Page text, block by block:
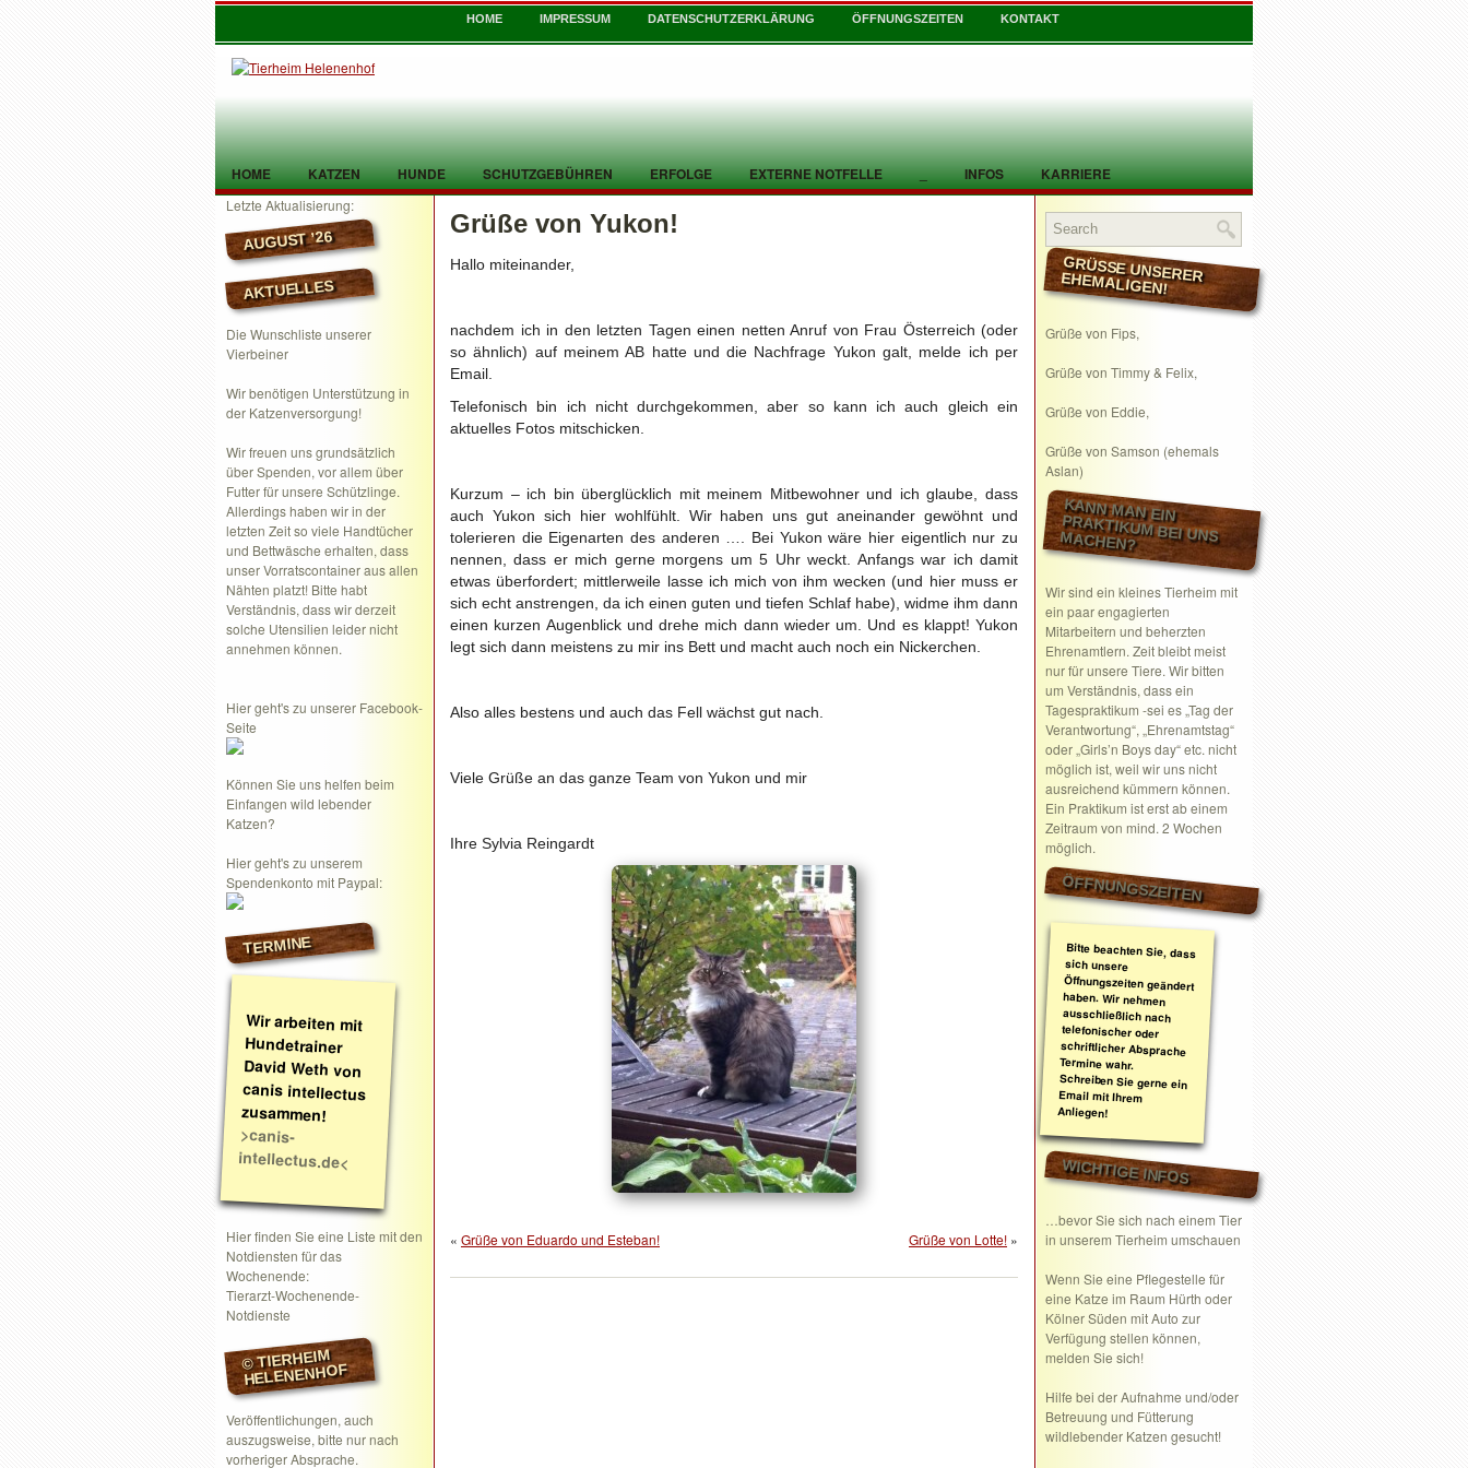
HOME IMPRESSUM DATENSCHUTZERKLÄRUNG ÖFFNUNGSZEITEN KONTAKT
HOME KATZEN HUNDE SCHUTZGEBÜHREN ERFOLGE EXTERNE NOTFELLE _ INFOS KARRIERE
TIER GEFUNDEN KONTAKT
Letzte Aktualisierung:
AUGUST ’26
AKTUELLES
Die Wunschliste unserer
Vierbeiner
Wir benötigen Unterstützung in
der Katzenversorgung!
Wir freuen uns grundsätzlich
über Spenden, vor allem über
Futter für unsere Schützlinge.
Allerdings haben wir in der
letzten Zeit so viele Handtücher
und Bettwäsche erhalten, dass
unser Vorratscontainer aus allen
Nähten platzt! Bitte habt
Verständnis, dass wir derzeit
solche Utensilien leider nicht
annehmen können.
Hier geht's zu unserer Facebook-
Seite
Können Sie uns helfen beim
Einfangen wild lebender
Katzen?
Hier geht's zu unserem
Spendenkonto mit Paypal:
TERMINE
Wir arbeiten mit
Hundetrainer
David Weth von
canis intellectus
zusammen!
>canis-
intellectus.de<
Hier finden Sie eine Liste mit den
Notdiensten für das
Wochenende:
Tierarzt-Wochenende-
Notdienste
© TIERHEIM
HELENENHOF
Veröffentlichungen, auch
auszugsweise, bitte nur nach
vorheriger Absprache.
Grüße von Yukon!
Hallo miteinander,
nachdem ich in den letzten Tagen einen netten Anruf von Frau Österreich (oder
so ähnlich) auf meinem AB hatte und die Nachfrage Yukon galt, melde ich per
Email.
Telefonisch bin ich nicht durchgekommen, aber so kann ich auch gleich ein
aktuelles Fotos mitschicken.
Kurzum – ich bin überglücklich mit meinem Mitbewohner und ich glaube, dass
auch Yukon sich hier wohlfühlt. Wir haben uns gut aneinander gewöhnt und
tolerieren die Eigenarten des anderen …. Bei Yukon wäre hier eigentlich nur zu
nennen, dass er mich gerne morgens um 5 Uhr weckt. Anfangs war ich damit
etwas überfordert; mittlerweile lasse ich mich von ihm wecken (und hier muss er
sich echt anstrengen, da ich einen guten und tiefen Schlaf habe), widme ihm dann
einen kurzen Augenblick und drehe mich dann wieder um. Und es klappt! Yukon
legt sich dann meistens zu mir ins Bett und macht auch noch ein Nickerchen.
Also alles bestens und auch das Fell wächst gut nach.
Viele Grüße an das ganze Team von Yukon und mir
Ihre Sylvia Reingardt
« Grüße von Eduardo und Esteban! Grüße von Lotte! »
GRÜSSE UNSERER EHEMALIGEN!
Grüße von Fips,
Grüße von Timmy & Felix,
Grüße von Eddie,
Grüße von Samson (ehemals
Aslan)
KANN MAN EIN
PRAKTIKUM BEI UNS MACHEN?
Wir sind ein kleines Tierheim mit
ein paar engagierten
Mitarbeitern und beherzten
Ehrenamtlern. Zeit bleibt meist
nur für unsere Tiere. Wir bitten
um Verständnis, dass ein
Tagespraktikum -sei es „Tag der
Verantwortung“, „Ehrenamtstag“
oder „Girls’n Boys day“ etc. nicht
möglich ist, weil wir uns nicht
ausreichend kümmern können.
Ein Praktikum ist erst ab einem
Zeitraum von mind. 2 Wochen
möglich.
ÖFFNUNGSZEITEN
Bitte beachten Sie, dass
sich unsere
Öffnungszeiten geändert
haben. Wir nehmen
ausschließlich nach
telefonischer oder
schriftlicher Absprache
Termine wahr.
Schreiben Sie gerne ein
Email mit Ihrem
Anliegen!
WICHTIGE INFOS
…bevor Sie sich nach einem Tier
in unserem Tierheim umschauen
Wenn Sie eine Pflegestelle für
eine Katze im Raum Hürth oder
Kölner Süden mit Auto zur
Verfügung stellen können,
melden Sie sich!
Hilfe bei der Aufnahme und/oder
Betreuung und Fütterung
wildlebender Katzen gesucht!